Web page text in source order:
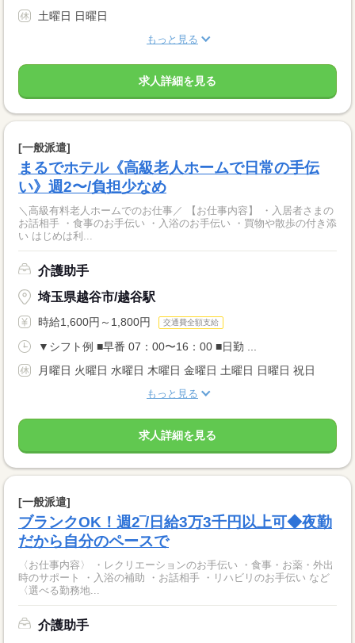
土曜日 日曜日
もっと見る
求人詳細を見る
[一般派遣]
まるでホテル《高級老人ホームで日常の手伝
い》週2〜/負担少なめ
＼高級有料老人ホームでのお仕事／ 【お仕事内容】 ・入居者さまの
お話相手 ・食事のお手伝い ・入浴のお手伝い ・買物や散歩の付き添
い はじめは利...
介護助手
埼玉県越谷市/越谷駅
時給1,600円～1,800円 交通費全額支給
▼シフト例 ■早番 07：00〜16：00 ■日勤 ...
月曜日 火曜日 水曜日 木曜日 金曜日 土曜日 日曜日 祝日
もっと見る
求人詳細を見る
[一般派遣]
ブランクOK！週2‾/日給3万3千円以上可◆夜勤
だから自分のペースで
〈お仕事内容〉 ・レクリエーションのお手伝い ・食事・お薬・外出
時のサポート ・入浴の補助 ・お話相手 ・リハビリのお手伝い など
〈選べる勤務地...
介護助手